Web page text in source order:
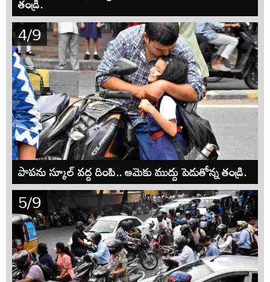
4/9
పాపను స్కూల్ వద్ద దింపి.. ఆమెకు ముద్దు పెడుతోన్న తండ్రి.
5/9